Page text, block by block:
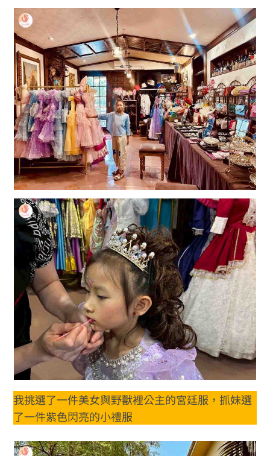
我挑選了一件美女與野獸裡公主的宮廷服，抓妹選
了一件紫色閃亮的小禮服